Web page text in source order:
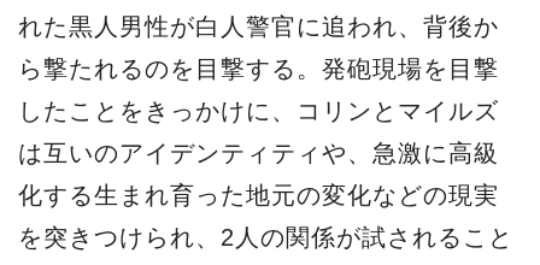
れた黒人男性が白人警官に追われ、背後か
ら撃たれるのを目撃する。発砲現場を目撃
したことをきっかけに、コリンとマイルズ
は互いのアイデンティティや、急激に高級
化する生まれ育った地元の変化などの現実
を突きつけられ、2人の関係が試されること